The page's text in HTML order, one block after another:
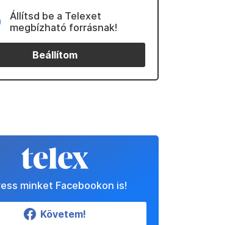
Állítsd be a Telexet
megbízható forrásnak!
Beállítom
minket Facebookon is!
Követem!